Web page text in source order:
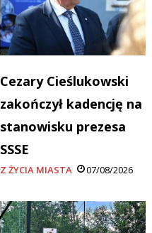
Cezary Cieślukowski
zakończył kadencję na
stanowisku prezesa
SSSE
Z ŻYCIA MIASTA 07/08/2026